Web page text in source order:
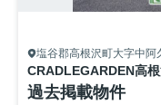
塩谷郡高根沢町大字中阿
CRADLEGARDEN高
過去掲載物件